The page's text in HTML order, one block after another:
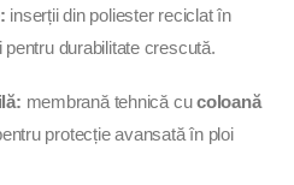
inserții din poliester reciclat în
durabilitate crescută.
membrană tehnică cucoloană
protecție avansată în ploi